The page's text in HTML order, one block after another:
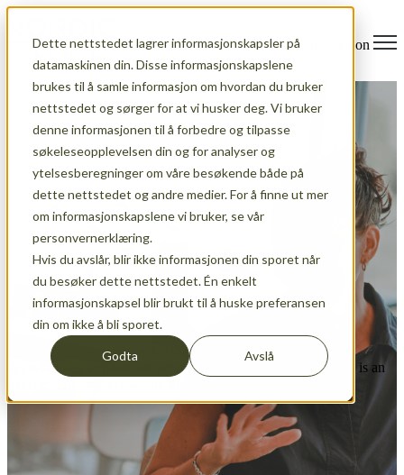
Dette nettstedet lagrer informasjonskapsler på
datamaskinen din. Disse informasjonskapslene
brukes til å samle informasjon om hvordan du bruker
nettstedet og sørger for at vi husker deg. Vi bruker
denne informasjonen til å forbedre og tilpasse
søkeleseopplevelsen din og for analyser og
ytelsesberegninger om våre besøkende både på
dette nettstedet og andre medier. For å finne ut mer
om informasjonskapslene vi bruker, se vår
personvernerklæring.
Hvis du avslår, blir ikke informasjonen din sporet når
du besøker dette nettstedet. Én enkelt
informasjonskapsel blir brukt til å huske preferansen
din om ikke å bli sporet.
Godta Avslå
Open main navigation
Projects
Projects are our gateway to connect our members with new
opportunities, expand our network and build new skills. Here is an